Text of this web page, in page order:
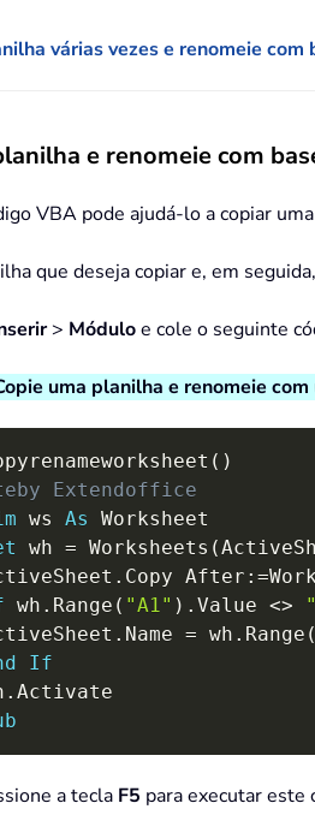
várias vezes e renomeie
e renomeie com
VBA pode ajudá-lo a copiar
que deseja copiar e, em
> Móduloe cole o seguinte
uma planilha e renomeie
( )
Extendoffice
ws As Worksheet
wh = Worksheets (
. Copy After : =
wh . Range ( "A1" ) . Value <>
. Name = wh . Range (
If
.
a tecla F5 para executar este